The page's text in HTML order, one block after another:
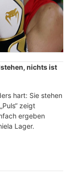
nichts ist
hart: Sie stehen
zeigt
ergeben
Lager.